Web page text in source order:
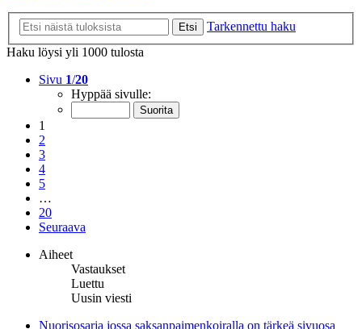
Etsi
Tarkennettu haku
Haku löysi yli 1000 tulosta
Sivu 1/20
Hyppää sivulle:
1
2
3
4
5
…
20
Seuraava
Aiheet
Vastaukset
Luettu
Uusin viesti
Nuorisosarja jossa saksanpaimenkoiralla on tärkeä sivuosa